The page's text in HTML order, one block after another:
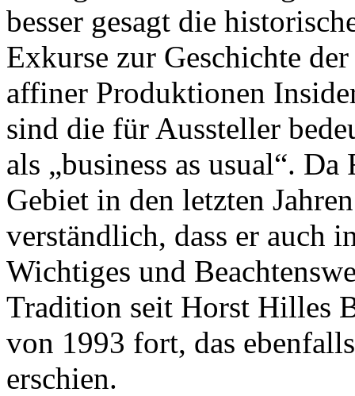
besser gesagt die
Exkurse zur Geschichte
affiner Produktionen
sind die für Aussteller
als „business as usual“.
Gebiet in den letzten
verständlich, dass er auch
Wichtiges und
Tradition seit Horst Hilles
von 1993 fort, das
erschien.